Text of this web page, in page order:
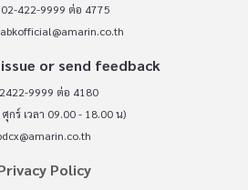
02-422-9999 ต่อ 4775
abkofficial@amarin.co.th
or send feedback
9999 ต่อ 4180
กร์ เวลา 09.00 - 18.00 น)
Policy